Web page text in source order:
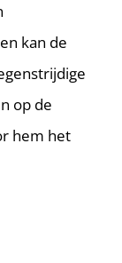
kan de
op de
hem het